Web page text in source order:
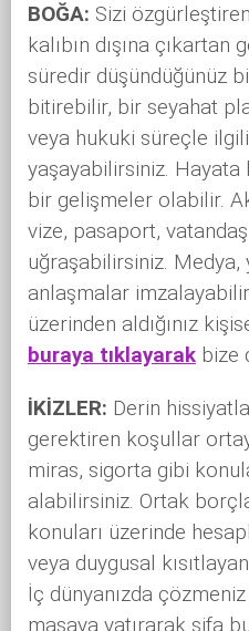
BOĞA: Sizi
kalıbın dışına
süredir düşündüğünüz
bitirebilir, bir seyahat
veya hukuki süreçle
yaşayabilirsiniz. Hayata
bir gelişmeler olabilir.
vize, pasaport,
uğraşabilirsiniz. Medya,
anlaşmalar
üzerinden aldığınız
buraya tıklayarak bize
İKİZLER: Derin
gerektiren koşullar
miras, sigorta gibi
alabilirsiniz. Ortak
konuları üzerinde
veya duygusal
İç dünyanızda
masaya yatırarak şifa